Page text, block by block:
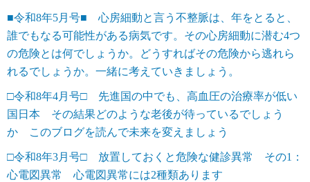
■令和8年5月号■ 心房細動と言う不整脈は、年をとると、
誰でもなる可能性がある病気です。その心房細動に潜む4つ
の危険とは何でしょうか。どうすればその危険から逃れら
れるでしょうか。一緒に考えていきましょう。
□令和8年4月号□ 先進国の中でも、高血圧の治療率が低い
国日本 その結果どのような老後が待っているでしょう
か このブログを読んで未来を変えましょう
□令和8年3月号□ 放置しておくと危険な健診異常 その1：
心電図異常 心電図異常には2種類あります